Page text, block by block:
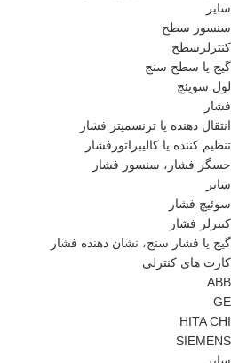
سایر
سنسور سطح
کنترلرسطح
گیج یا سطح سنج
لول سویئچ
فشار
انتقال دهنده یا ترنسمیتر فشار
تنظیم کننده یا کالیبراتورفشار
حسگر فشار، سنسور فشار
سایر
سوئیچ فشار
کنترلر فشار
گیج یا فشار سنج، نشان دهنده فشار
کارت های کنترلی
ABB
GE
HITA CHI
SIEMENS